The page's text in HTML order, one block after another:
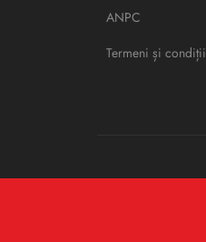
ANPC
Termeni și condiții